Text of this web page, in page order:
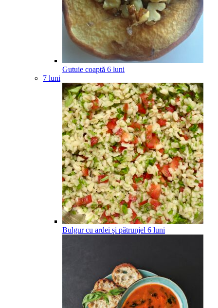
Gutuie coaptă 6 luni
7 luni
Bulgur cu ardei și pătrunjel 6 luni